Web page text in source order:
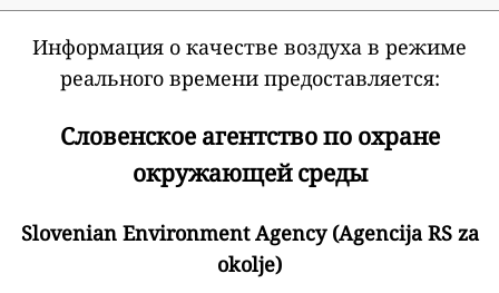
27
Krvavec, Cerklje na Gorenjskem, Slovenia
29
Otlica, Slovenia
Črna na Koroškem, Slovenia
Črnomelj Loka, Svibnik, Slovenia
Информация о качестве воздуха в режиме
реального времени предоставляется:
Словенское агентство по охране
окружающей среды
Slovenian Environment Agency (Agencija RS za
okolje)